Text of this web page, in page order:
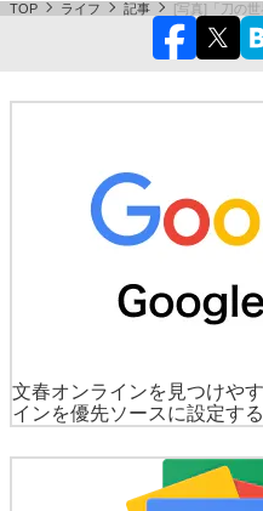
TOP ライフ 記事 [写真]「刀の
文春オンラインを見つけや
インを優先ソースに設定する